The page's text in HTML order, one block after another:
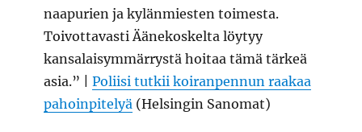
naapurien ja kylänmiesten toimesta.
Toivottavasti Äänekoskelta löytyy
kansalaisymmärrystä hoitaa tämä tärkeä
asia.” |Poliisi tutkii koiranpennun raakaa
pahoinpitelyä (Helsingin Sanomat)